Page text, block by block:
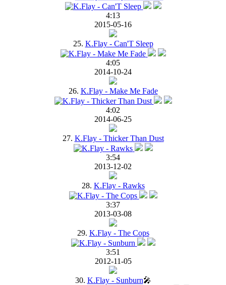
4:13
2015-05-16
25. K.Flay - Can'T Sleep
4:05
2014-10-24
26. K.Flay - Make Me Fade
4:02
2014-06-25
27. K.Flay - Thicker Than Dust
3:54
2013-12-02
28. K.Flay - Rawks
3:37
2013-03-08
29. K.Flay - The Cops
3:51
2012-11-05
30. K.Flay - Sunburn🎤